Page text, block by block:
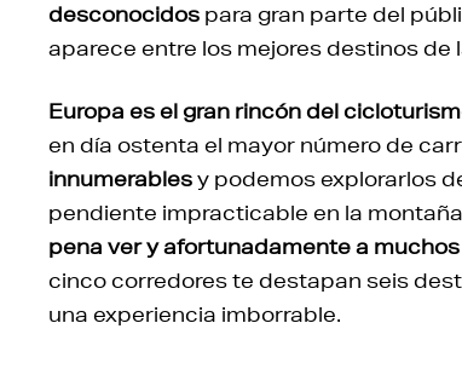
desconocidos para gran parte del
aparece entre los mejores destinos de
Europa es el gran rincón del
en día ostenta el mayor número de
innumerablesy podemos explorarlos
pendiente impracticable en la
pena ver y afortunadamente a
cinco corredores te destapan seis
una experiencia imborrable.